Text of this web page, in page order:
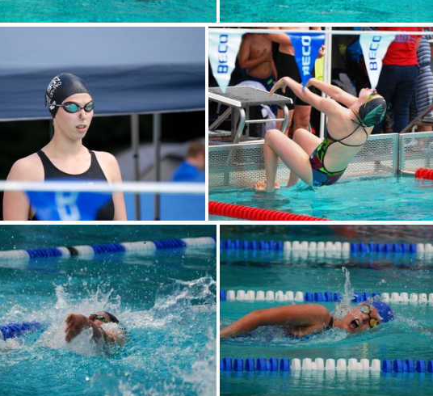
DSC 0022 DSC 0023
DSC 0030 DSC 0031